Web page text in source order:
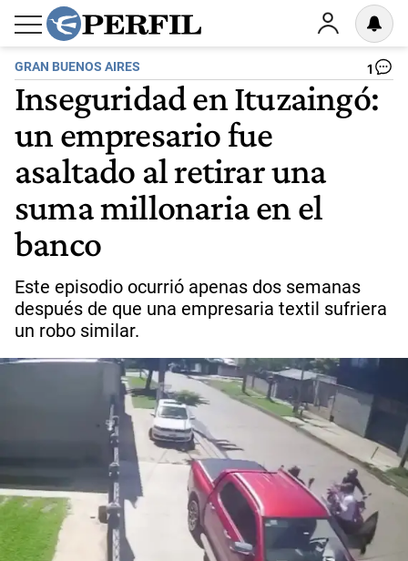
GRAN BUENOS AIRES 1
Inseguridad en Ituzaingó:
un empresario fue
asaltado al retirar una
suma millonaria en el
banco
Este episodio ocurrió apenas dos semanas
después de que una empresaria textil sufriera
un robo similar.